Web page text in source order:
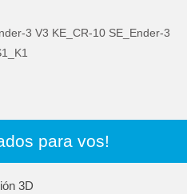
3 V3 KE_CR-10 SE_Ender-3
para vos!
3D